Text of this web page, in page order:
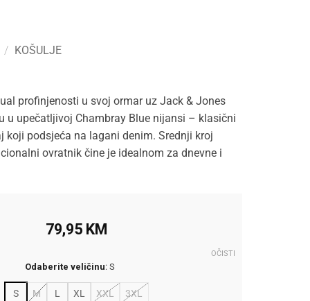
/ KOŠULJE
profinjenosti u svoj ormar uz Jack & Jones
u upečatljivoj Chambray Blue nijansi – klasični
koji podsjeća na lagani denim. Srednji kroj
ovratnik čine je idealnom za dnevne i
79,95 KM
Odaberite veličinu: S
S M L XL XXL 3XL
OČISTI